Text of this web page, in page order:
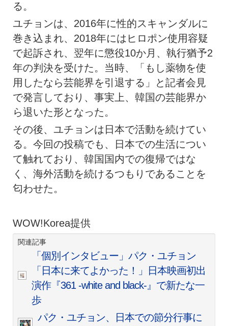
る。
ユチョンは、2016年に性的スキャンダルに
巻き込まれ、2018年にはヒロポン使用容疑
で起訴され、翌年に懲役10か月、執行猶予2
年の判決を受けた。当時、「もし薬物を使
用したなら芸能界を引退する」と記者会見
で発言しており、事実上、韓国の芸能界か
ら退いた形となった。
その後、ユチョンは日本で活動を続けてい
る。今回の投稿でも、日本での生活につい
て触れており、韓国国内での復帰ではな
く、海外活動を続けるつもりであることを
匂わせた。
WOW!Korea提供
関連記事
「個別インタビュー」パク・ユチョン
「日本に来てよかった！」日本映画初出
演作『361 -white and black-』で新たな一
歩
パク・ユチョン、日本での節分行事に